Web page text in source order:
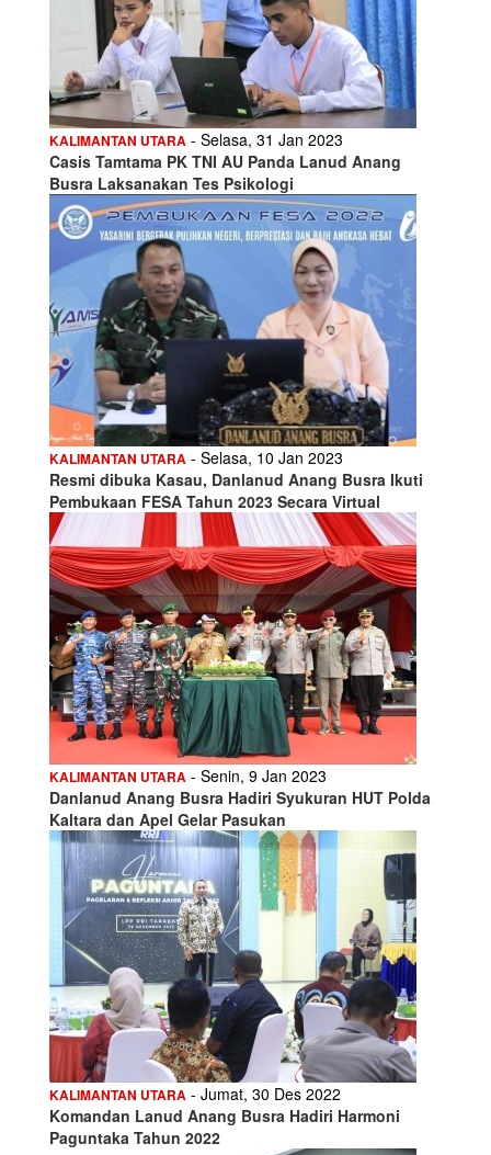
KALIMANTAN UTARA - Selasa, 31 Jan 2023
Casis Tamtama PK TNI AU Panda Lanud Anang
Busra Laksanakan Tes Psikologi
KALIMANTAN UTARA - Selasa, 10 Jan 2023
Resmi dibuka Kasau, Danlanud Anang Busra Ikuti
Pembukaan FESA Tahun 2023 Secara Virtual
KALIMANTAN UTARA - Senin, 9 Jan 2023
Danlanud Anang Busra Hadiri Syukuran HUT Polda
Kaltara dan Apel Gelar Pasukan
KALIMANTAN UTARA - Jumat, 30 Des 2022
Komandan Lanud Anang Busra Hadiri Harmoni
Paguntaka Tahun 2022